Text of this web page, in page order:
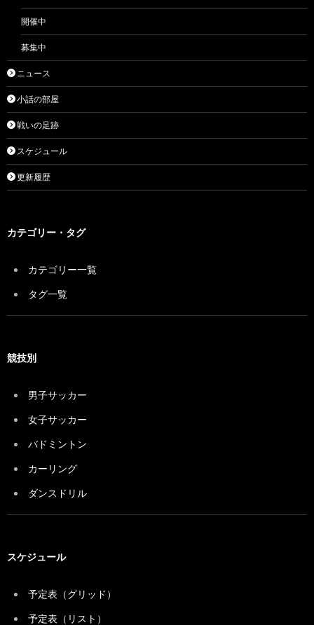
開催中
募集中
ニュース
小話の部屋
戦いの足跡
スケジュール
更新履歴
カテゴリー・タグ
カテゴリー一覧
タグ一覧
競技別
男子サッカー
女子サッカー
バドミントン
カーリング
ダンスドリル
スケジュール
予定表（グリッド）
予定表（リスト）